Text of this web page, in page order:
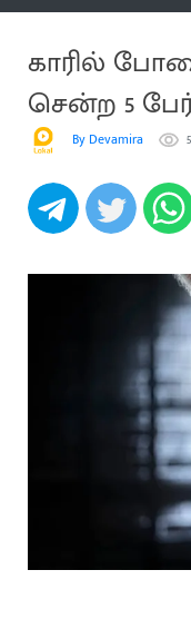
காரில்
சென்ற 5
By Devamira